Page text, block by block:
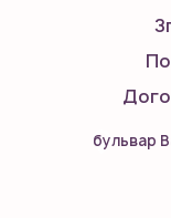
бульвар